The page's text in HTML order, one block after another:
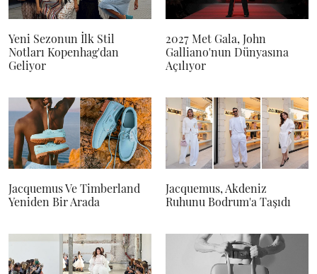
Yeni Sezonun İlk Stil
Notları Kopenhag'dan
Geliyor
2027 Met Gala, John
Galliano'nun Dünyasına
Açılıyor
Jacquemus Ve Timberland
Yeniden Bir Arada
Jacquemus, Akdeniz
Ruhunu Bodrum'a Taşıdı